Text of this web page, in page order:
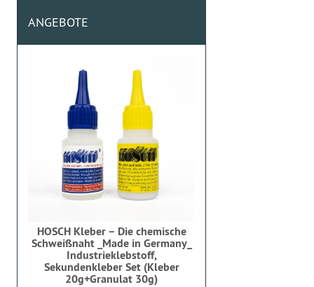
ANGEBOTE
HOSCH Kleber – Die chemische
Schweißnaht _Made in Germany_
Industrieklebstoff,
Sekundenkleber Set (Kleber
20g+Granulat 30g)